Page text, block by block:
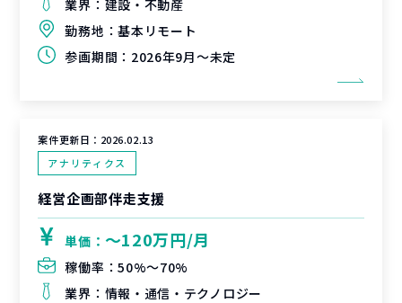
業界： 建設・不動産
勤務地：基本リモート
参画期間： 2026年9月～未定
案件更新日： 2026.02.13
アナリティクス
経営企画部伴走支援
単価： 〜120万円/月
稼働率：50%〜70%
業界： 情報・通信・テクノロジー